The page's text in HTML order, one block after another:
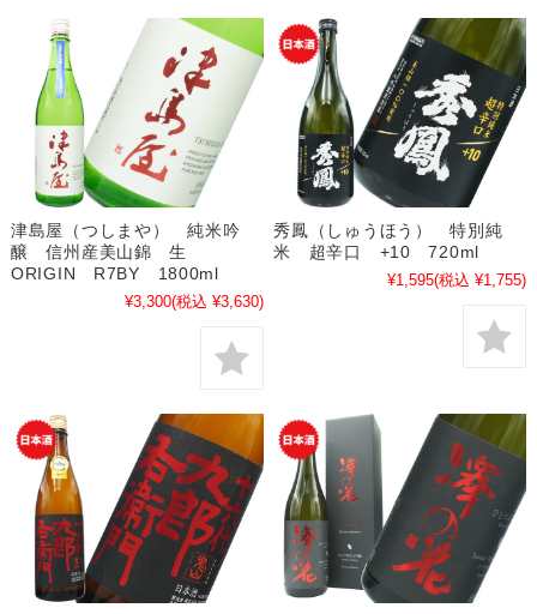
津島屋（つしまや） 純米吟
醸 信州産美山錦 生
ORIGIN R7BY 1800ml
¥3,300(税込 ¥3,630)
秀鳳（しゅうほう） 特別純
米 超辛口 +10 720ml
¥1,595(税込 ¥1,755)